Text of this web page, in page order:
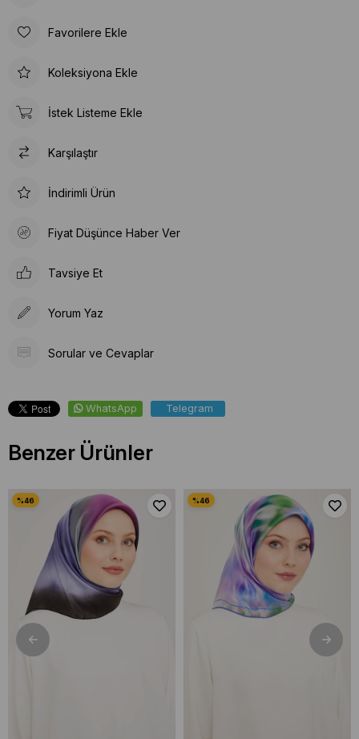
Favorilere Ekle
Koleksiyona Ekle
İstek Listeme Ekle
Karşılaştır
İndirimli Ürün
Fiyat Düşünce Haber Ver
Tavsiye Et
Yorum Yaz
Sorular ve Cevaplar
WhatsApp Telegram
Benzer Ürünler